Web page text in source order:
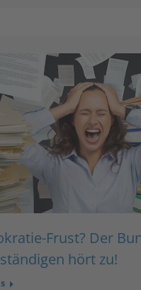
Frust? Der
hört zu!